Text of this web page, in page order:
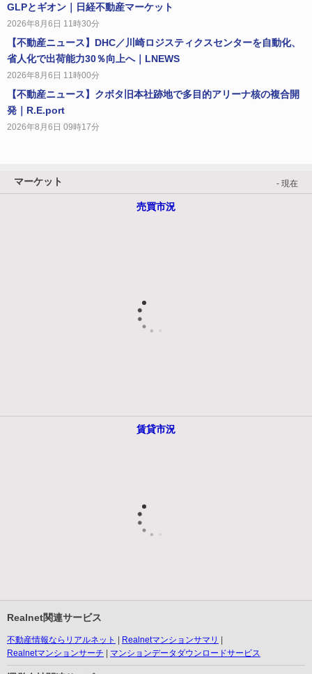
GLPとギオン｜日経不動産マーケット
2026年8月6日 11時30分
【不動産ニュース】DHC／川崎ロジスティクスセンターを自動化、
省人化で出荷能力30％向上へ｜LNEWS
2026年8月6日 11時00分
【不動産ニュース】クボタ旧本社跡地で多目的アリーナ核の複合開
発｜R.E.port
2026年8月6日 09時17分
マーケット - 現在
売買市況
賃貸市況
Realnet関連サービス
不動産情報ならリアルネット
Realnetマンションサマリ
Realnetマンションサーチ
マンションデータダウンロードサービス